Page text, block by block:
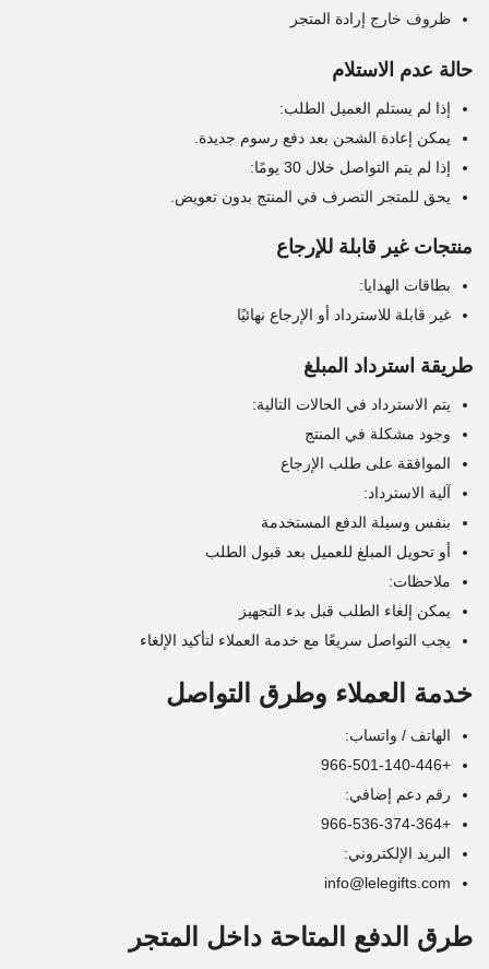
ظروف خارج إرادة المتجر
حالة عدم الاستلام
إذا لم يستلم العميل الطلب:
يمكن إعادة الشحن بعد دفع رسوم جديدة.
إذا لم يتم التواصل خلال 30 يومًا:
يحق للمتجر التصرف في المنتج بدون تعويض.
منتجات غير قابلة للإرجاع
بطاقات الهدايا:
غير قابلة للاسترداد أو الإرجاع نهائيًا
طريقة استرداد المبلغ
يتم الاسترداد في الحالات التالية:
وجود مشكلة في المنتج
الموافقة على طلب الإرجاع
آلية الاسترداد:
بنفس وسيلة الدفع المستخدمة
أو تحويل المبلغ للعميل بعد قبول الطلب
ملاحظات:
يمكن إلغاء الطلب قبل بدء التجهيز
يجب التواصل سريعًا مع خدمة العملاء لتأكيد الإلغاء
خدمة العملاء وطرق التواصل
الهاتف / واتساب:
+966-501-140-446
رقم دعم إضافي:
+966-536-374-364
البريد الإلكتروني:
info@lelegifts.com
طرق الدفع المتاحة داخل المتجر